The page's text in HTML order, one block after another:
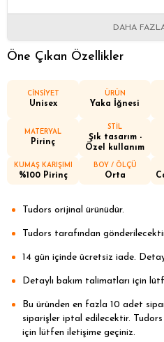
DAHA
Öne Çıkan Özellikler
CİNSİYET
Unisex
ÜRÜN
Yaka İğnesi
MATERYAL
Pirinç
STİL
Şık tasarım -
Özel kullanım
KUMAŞ KARIŞIMI
%100 Pirinç
BOY / ÖLÇÜ
Orta
Tudors orijinal ürünüdür.
Tudors tarafından
14 gün içinde ücretsiz iade.
Detaylı bakım talimatları için
Bu üründen en fazla 10 adet
siparişler iptal edilecektir.
için lütfen iletişime geçiniz.